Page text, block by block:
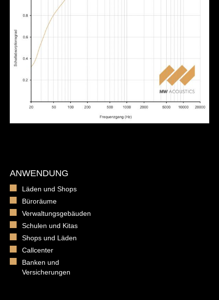
ANWENDUNG
Läden und Shops
Büroräume
Verwaltungsgebäuden
Schulen und Kitas
Shops und Läden
Callcenter
Banken und
Versicherungen